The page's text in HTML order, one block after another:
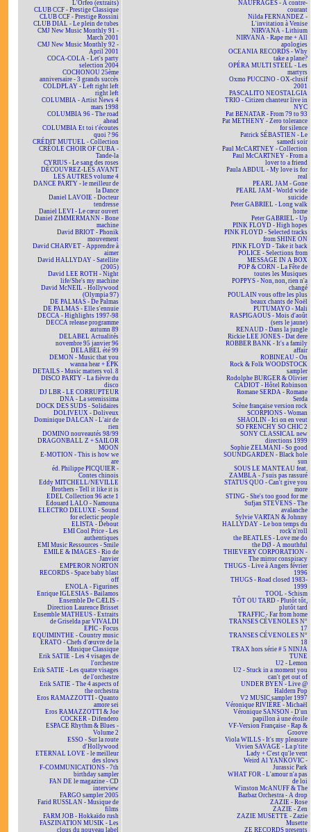
L'Orfeo (extraits)
CLUB CCF - Prestige Classique
CLUB CCF - Prestige Rossini
CLUB DIAL - Le plein de tubes
CMJ New Music Monthly 91 -
March 2001
CMJ New Music Monthly 92 -
April 2001
COCA-COLA - Let's party
selection 2004
COCHONOU 25ème
anniversaire - 3 grands succès
COLDPLAY - Left right left
right left
COLUMBIA - Artist News 4
mars 1998
COLUMBIA 96 - The road
ahead
COLUMBIA Et toi t'écoutes
quoi ? 96
CRÉDIT MUTUEL - Collection
CRÉOLE CHOIR OF CUBA -
Tande-la
CYRIUS - Le sang des roses
DÉCOUVREZ-LES AVANT
LES AUTRES volume 4
DANCE PARTY - le meilleur de
la Dance
Daniel LAVOIE - Docteur
tendresse
Daniel LEVI - Le cœur ouvert
Daniel ZIMMERMANN - Bone
machine
David BRIOT - Phonik
mouvement
David CHARVET - Apprendre à
aimer
David HALLYDAY - Satellite
(2005)
David LEE ROTH - Night
life/She's my machine
David McNEIL - Hollywood
(Olympia 97)
DE PALMAS - De Palmas
DE PALMAS - Elle s'ennuie
DECCA - Highlights 1997-98
DECCA release programme
autumn 89
DELABEL Actualités
novembre 95 janvier 96
DELABEL été 99
DEMON - Music that you
wanna hear + EPK
DETAILS - Music matters vol. 8
DISCO PARTY - La fièvre du
disco
DJ LBR - LE CORRUPTEUR
DNA - La serenissima
DOCK DES SUDS - Solidaires
DOLIVEUX - Doliveux
Dominique DALCAN - L'air de
rien
DOMINO nouveautés 98/99
DRAGONBALL Z + SAILOR
MOON
E-MOTION - This is how we
are
éd. Philippe PICQUIER -
Contes chinois
Eddy MITCHELL/NEVILLE
Brothers - Tell it like it is
EDEL Collection 96 acte 1
Edouard LALO - Namouna
ELECTRO DELUXE - Sound
for eclectic people
ELISTA - Debout
EMI Cool Price - Les
authentiques
EMI Music Ressources - Smile
EMILE & IMAGES - Rio de
Janvier
EMPEROR NORTON
RECORDS - Space baby blast
off
ENOLA - Figurines
Enrique IGLESIAS - Bailamos
Ensemble De CÆLIS -
Direction Laurence Brisset
Ensemble MATHEUS - Extraits
de Griselda par VIVALDI
EPIC - Focus
EQUIMINTHE - Country music
ERATO - Chefs d'œuvre de la
Musique Classique
Erik SATIE - Les 4 visages de
l'orchestre
Erik SATIE - Les quatre visages
de l'orchestre
Erik SATIE - The 4 aspects of
the orchestra
Eros RAMAZZOTTI - Quanto
amore sei
Eros RAMAZZOTTI & Joe
COCKER - Difendero
ESPACE Rhythm & Blues -
Volume 2
ESSO - Sur la route
d'Hollywood
ETERNAL LOVE - le meilleur
des slows
F-COMMUNICATIONS - 7th
birthday sampler
FAN DE le magazine - CD
interview
FARGO sampler 2005
Farid RUSSLAN - Musique de
films
FARM JOB - Hokkaïdo rush
FASZINATION MUSIK - Les
clous du nouveau label
NAUFRAGÉS - À contre-
courant
Nilda FERNANDEZ -
L'invitation à Venise
NIRVANA - Lithium
NIRVANA - Rape me + All
apologies
OCEANIA RECORDS - Why
take a plane?
OPÉRA MULTI STEEL - Les
martyrs
Oxmo PUCCINO - OX-clusif
2001
PASCALITO NEOSTALGIA
TRIO - Citizen chanteur live in
NYC
Pat BENATAR - From 79 to 93
Pat METHENY - Zero tolerance
for silence
Patrick SÉBASTIEN - Le
samedi soir
Paul McCARTNEY - Collection
Paul McCARTNEY - From a
lover to a friend
Paula ABDUL - My love is for
real
PEARL JAM - Gone
PEARL JAM - World wide
suicide
Peter GABRIEL - Long walk
home
Peter GABRIEL - Up
PINK FLOYD - High hopes
PINK FLOYD - Selected tracks
from SHINE ON
PINK FLOYD - Take it back
POLICE - Selections from
MESSAGE IN A BOX
POP & CORN - La Fête de
toutes les Musiques
POPPYS - Non, non, rien n'a
changé
POULAIN vous offre les plus
beaux chants de Noël
PUTUMAYO - Mali
RASPIGAOUS - Mois d'août
(sers le jaune)
RENAUD - Dans la jungle
Rickie LEE JONES - Dat dere
ROBBER BANK - It's a family
affair
ROBINEAU - On
Rock & Folk WOODSTOCK
sampler
Rodolphe BURGER & Olivier
CADIOT - Hôtel Robinson
Romane SERDA - Romane
Serda
Scène française version rock
SCORPIONS - Woman
SHAOLIN - Ici on en veut
SO FRENCHY SO CHIC 2
SONY CLASSICAL new
directions 1999
Sophie ZELMANI - So good
SOUNDGARDEN - Black hole
sun
SOUS LE MANTEAU feat.
ZAMBLA - J'suis pas rassuré
STATUS QUO - Can't give you
more
STING - She's too good for me
Sufjan STEVENS - The
avalanche
Sylvie VARTAN & Johnny
HALLYDAY - Le bon temps du
rock'n'roll
the BEATLES - Love me do
the DØ - A mouthful
THIEVERY CORPORATION -
The mirror conspiracy
THUGS - Live à Angers février
1996
THUGS - Road closed 1983-
1999
TOOL - Schism
TÔT OU TARD - Plutôt tôt,
plutôt tard
TRAFFIC - Far from home
TRANSES CÉVENOLES N°
17
TRANSES CÉVENOLES N°
18
TRAX hors série # 5 NINJA
TUNE
U2 - Lemon
U2 - Stuck in a moment you
can't get out of
UNDER BYEN - Live @
Haldern Pop
V2 MUSIC sampler 1997
Véronique RIVIÈRE - Michaël
Véronique SANSON - D'un
papillon à une étoile
VF-Version Française - Rap &
Groove
Viola WILLS - It's my pleasure
Vivien SAVAGE - La p'tite
Lady + C'est qu'le vent
Weird Al YANKOVIC -
Jurassic Park
WHAT FOR - L'amour n'a pas
de loi
Winston McANUFF & The
Bazbaz Orchestra - A drop
ZAZIE - Rose
ZAZIE - Zen
ZAZIE MUSETTE - Zazie
Musette
ZE RECORDS presents